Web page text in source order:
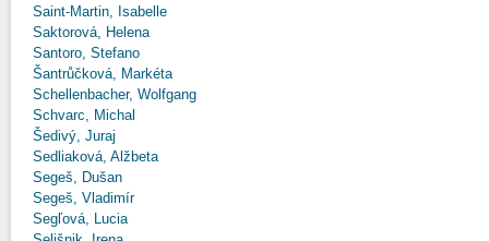
Saint-Martin, Isabelle
Saktorová, Helena
Santoro, Stefano
Šantrůčková, Markéta
Schellenbacher, Wolfgang
Schvarc, Michal
Šedivý, Juraj
Sedliaková, Alžbeta
Segeš, Dušan
Segeš, Vladimír
Segľová, Lucia